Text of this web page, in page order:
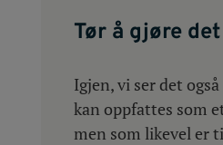
Tør å gjøre
Igjen, vi ser det
kan oppfattes som
men som likevel er